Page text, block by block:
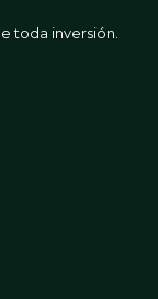
toda inversión.